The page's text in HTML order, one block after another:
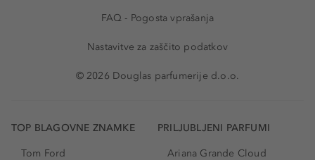
FAQ - Pogosta vprašanja
Nastavitve za zaščito podatkov
© 2026 Douglas parfumerije d.o.o.
TOP BLAGOVNE ZNAMKE
Tom Ford
PRILJUBLJENI PARFUMI
Ariana Grande Cloud